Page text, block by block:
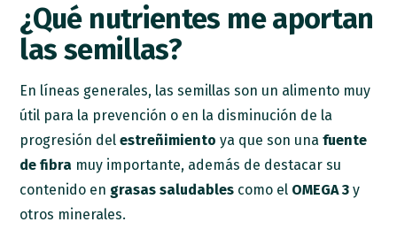
¿Qué nutrientes me aportan
las semillas?
En líneas generales, las semillas son un alimento muy
útil para la prevención o en la disminución de la
progresión delestreñimiento ya que son unafuente
de fibra muy importante, además de destacar su
contenido en grasas saludables como el OMEGA 3 y
otros minerales.